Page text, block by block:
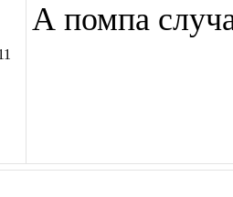
А помпа